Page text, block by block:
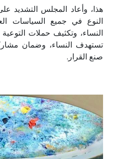
هذا، وأعاد المجلس التشديد
النوع في جميع السياسات
النساء، وتكثيف حملات
تستهدف النساء، وضمان
صنع القرار.